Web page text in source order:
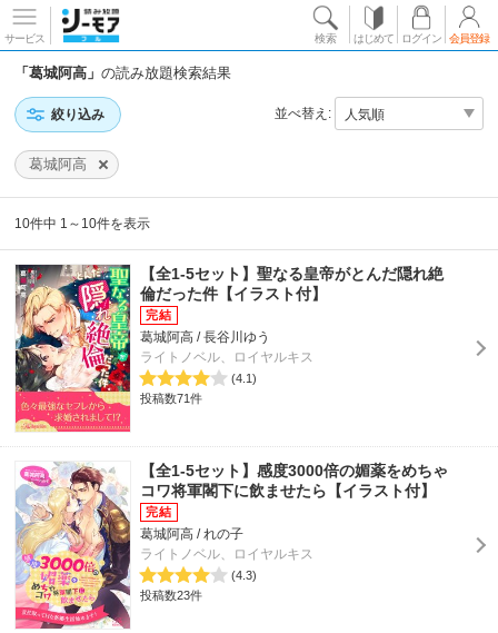
サービス 検索 はじめて ログイン 会員登録
「葛城阿高」の読み放題検索結果
絞り込み 並べ替え:
葛城阿高
10件中 1～10件を表示
【全1-5セット】聖なる皇帝がとんだ隠れ絶
倫だった件【イラスト付】
葛城阿高 / 長谷川ゆう
ライトノベル、ロイヤルキス
(4.1)
投稿数71件
【全1-5セット】感度3000倍の媚薬をめちゃ
コワ将軍閣下に飲ませたら【イラスト付】
葛城阿高 / れの子
ライトノベル、ロイヤルキス
(4.3)
投稿数23件